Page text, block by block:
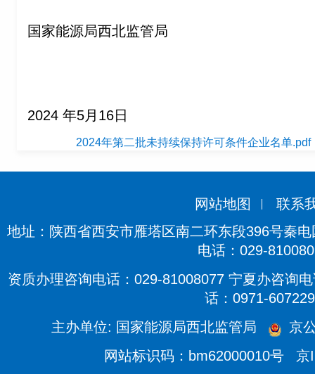
国家能源局西北监管局
2024 年5月16日
2024年第二批未持续保持许可条件企业名单.pdf
网站地图
联系
地址：陕西省西安市雁塔区南二环东段396号秦
电话：029-
资质办理咨询电话：029-81008077 宁夏办咨询
话：0971-
主办单位: 国家能源局西北监管局
京
网站标识码：bm62000010号
京